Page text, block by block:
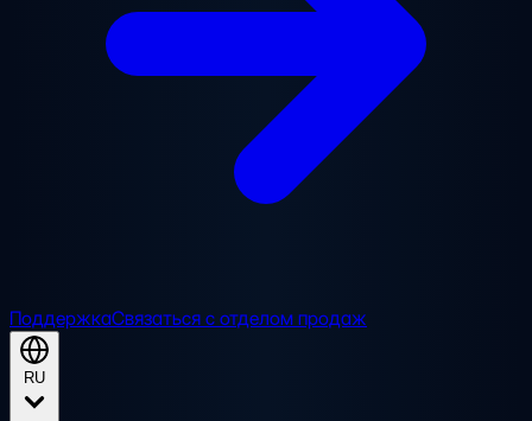
ПоддержкаСвязаться с отделом продаж
RU